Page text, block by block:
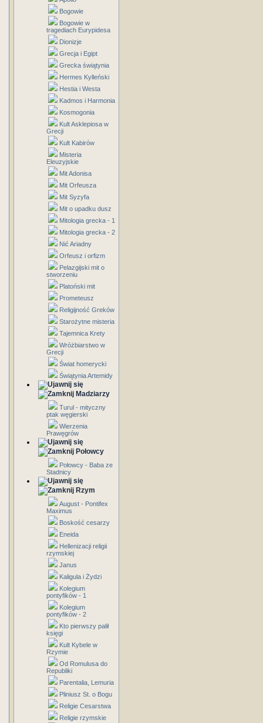
Bogowie
Bogowie w
tragediach Eurypidesa
Dionizje
Grecja i Egipt
Grecka świątynia
Hermes Kylleński
Hestia i Westa
Kadmos i Harmonia
Kosmogonia
Kult Asklepiosa w
Grecji
Kult Kabirów
Misteria
Eleuzyjskie
Mit Adonisa
Mit Orfeusza
Mit Syzyfa
Mit o upadku dusz
Mitologia grecka - 1
Mitologia grecka - 2
Nić Ariadny
Orfeusz i orfizm
Pelazgijski mit o
stworzeniu
Platoński mit
Prometeusz
Religijność Greków
Starożytne misteria
Tajemnica Krety
Wróżbiarstwo w
Grecji
Świat homerycki
Świątynia Artemidy
Madziarzy
Turul - mityczny
ptak węgierski
Wierzenia
Prawęgrów
Połowcy
Połowcy - Baba ze
Stadnicy
Rzym
August - Pontifex
Maximus
Boskość cesarzy
Eneida
Hellenizacji religii
rzymskiej
Janus
Kaligula i Żydzi
Kolegium
pontyfików - 1
Kolegium
pontyfików - 2
Kto pierwszy palił
księgi
Kult Kybele w
Rzymie
Od Romulusa do
Republiki
Parentalia, Lemuria
Pliniusz St. o Bogu
Religie Cesarstwa
Religie rzymskie